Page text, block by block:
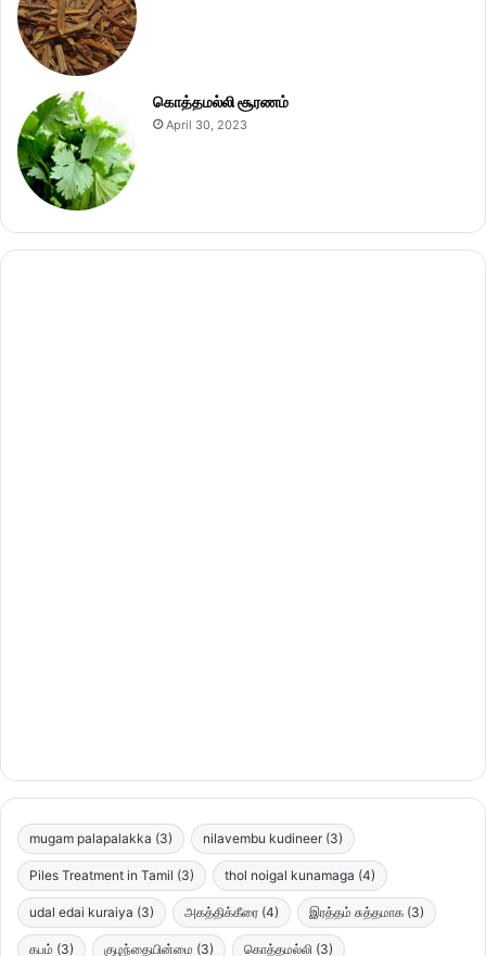
கொத்தமல்லி சூரணம்
April 30, 2023
mugam palapalakka (3) nilavembu kudineer (3)
Piles Treatment in Tamil (3) thol noigal kunamaga (4)
udal edai kuraiya (3) அகத்திக்கீரை (4) இரத்தம் சுத்தமாக (3)
கபம் (3) குழந்தையின்மை (3) கொத்தமல்லி (3)